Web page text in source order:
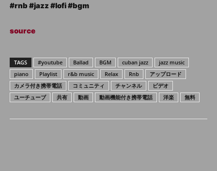
#rnb #jazz #lofi #bgm
source
TAGS #youtube Ballad BGM cuban jazz
jazz music
piano
Playlist r&b music Relax Rnb
アップロード
カメラ付き携帯電話
コミュニティ チャンネル
ビデオ
ユーチューブ
共有 動画 動画機能付き携帯電話 洋楽 無料